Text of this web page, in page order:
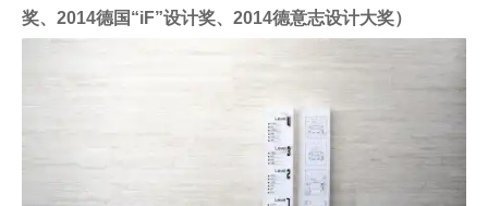
奖、2014德国“iF”设计奖、2014德意志设计大奖）